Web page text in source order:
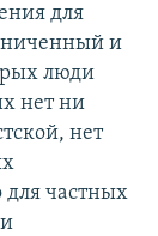
для
и
люди
нет ни
нет
для частных